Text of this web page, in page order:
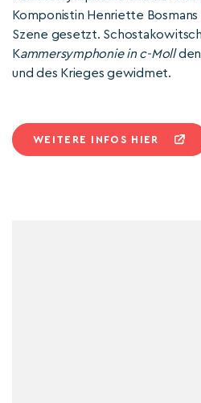
Komponistin Henriette
Szene gesetzt.
Kammersymphonie in c-Mollden
und des Krieges gewidmet.
WEITERE INFOS HIER